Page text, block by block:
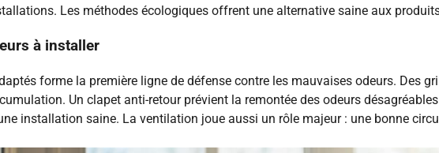
Les méthodes écologiques offrent une alternative saine aux
à installer
forme la première ligne de défense contre les mauvaises odeurs. Des
Un clapet anti-retour prévient la remontée des odeurs
installation saine. La ventilation joue aussi un rôle majeur : une bonne